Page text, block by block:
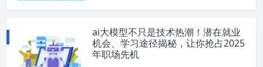
ai大模型不只是技术热潮！潜在就业
机会、学习途径揭秘，让你抢占2025
年职场先机